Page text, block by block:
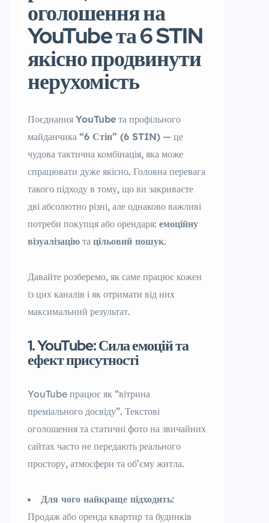
оголошення на
YouTube та 6 STIN
якісно продвинути
нерухомість
Поєднання YouTube та профільного
майданчика “6 Стін” (6 STIN) — це
чудова тактична комбінація, яка може
спрацювати дуже якісно. Головна перевага
такого підходу в тому, що ви закриваєте
дві абсолютно різні, але однаково важливі
потреби покупця або орендаря: емоційну
візуалізацію та цільовий пошук.
Давайте розберемо, як саме працює кожен
із цих каналів і як отримати від них
максимальний результат.
1. YouTube: Сила емоцій та
ефект присутності
YouTube працює як “вітрина
преміального досвіду”. Текстові
оголошення та статичні фото на звичайних
сайтах часто не передають реального
простору, атмосфери та об’єму житла.
Для чого найкраще підходить:
Продаж або оренда квартир та будинків